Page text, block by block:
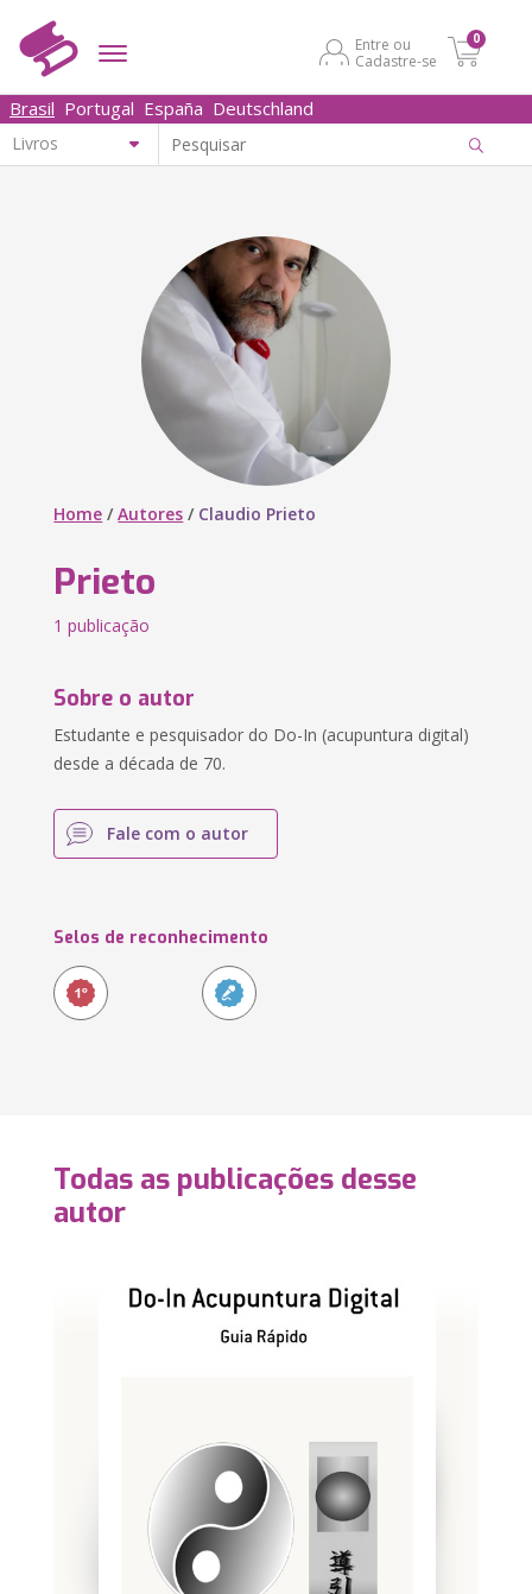
Entre ou
Cadastre-se
0
Brasil Portugal España Deutschland
Home /Autores / Claudio Prieto
Prieto
1 publicação
Sobre o autor
Estudante e pesquisador do Do-In (acupuntura digital)
desde a década de 70.
Fale com o autor
Selos de reconhecimento
Todas as publicações desse
autor